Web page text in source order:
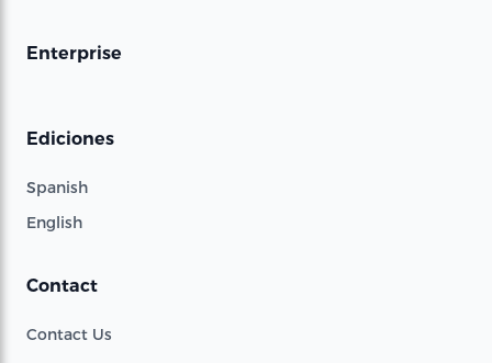
Enterprise
Ediciones
Spanish
English
Contact
Contact Us